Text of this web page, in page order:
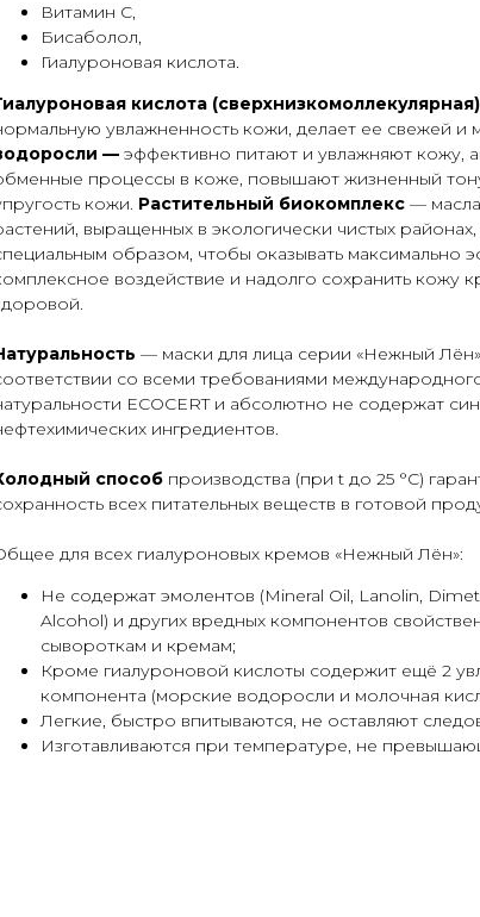
Витамин С,
Бисаболол,
Гиалуроновая кислота.
кислота (сверхнизкомоллекулярная)
увлажненность кожи, делает ее свежей и
— эффективно питают и увлажняют кожу,
процессы в коже, повышают жизненный
кожи. Растительный биокомплекс —
выращенных в экологически чистых
образом, чтобы оказывать максимально
воздействие и надолго сохранить кожу
— маски для лица серии «Нежный
со всеми требованиями
ECOCERT и абсолютно не содержат
ингредиентов.
способ производства (при t до 25 °С)
всех питательных веществ в готовой
для всех гиалуроновых кремов «Нежный Лён»:
Не содержат эмолентов (Mineral Oil, Lanolin,
Alcohol) и других вредных компонентов
сывороткам и кремам;
Кроме гиалуроновой кислоты содержит ещё 2
компонента (морские водоросли и молочная
Легкие, быстро впитываются, не оставляют
Изготавливаются при температуре, не